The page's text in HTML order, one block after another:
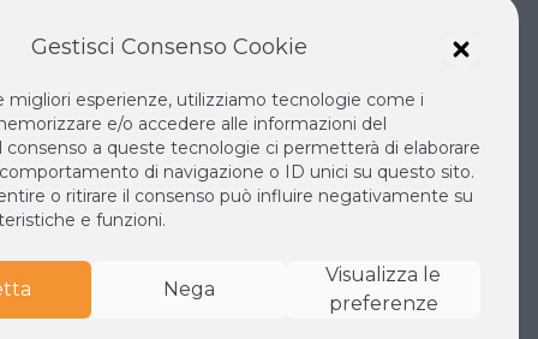
SOKA
IL NUOVO RINASCIMENTO
IL VOLO CONTINUO
LA BIBLIOTECA DI NICHIREN
ESPERIA
Gestisci Consenso Cookie
migliori esperienze, utilizziamo tecnologie come i
e/o accedere alle informazioni del
consenso a queste tecnologie ci permetterà di elaborare
di navigazione o ID unici su questo sito.
o ritirare il consenso può influire negativamente su
e funzioni.
Nega
Visualizza le
preferenze